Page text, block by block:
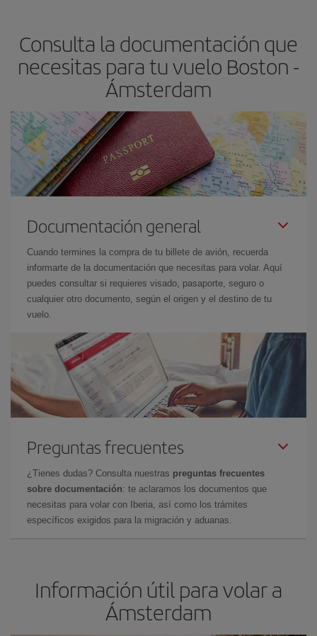
Consulta la documentación que
necesitas para tu vuelo Boston -
Ámsterdam
Documentación general
Cuando termines la compra de tu billete de avión, recuerda
informarte de la documentación que necesitas para volar. Aquí
puedes consultar si requieres visado, pasaporte, seguro o
cualquier otro documento, según el origen y el destino de tu
vuelo.
Preguntas frecuentes
¿Tienes dudas? Consulta nuestras preguntas frecuentes
sobre documentación: te aclaramos los documentos que
necesitas para volar con Iberia, así como los trámites
específicos exigidos para la migración y aduanas.
Información útil para volar a
Ámsterdam